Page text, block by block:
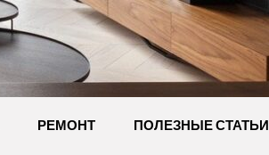
РЕМОНТ ПОЛЕЗНЫЕ СТАТЬИ